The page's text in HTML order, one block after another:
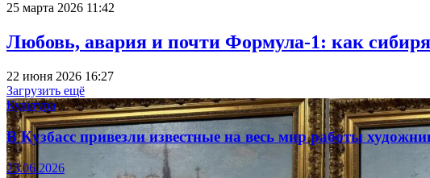
25 марта 2026 11:42
Любовь, авария и почти Формула-1: как
22 июня 2026 16:27
Загрузить ещё
Культура
В Кузбасс привезли известные на весь мир работы
23.06.2026